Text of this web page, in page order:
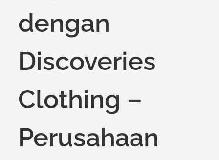
dengan
Discoveries
Clothing –
Perusahaan